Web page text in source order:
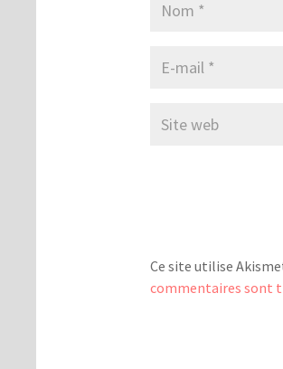
Ce site utilise
commentaires sont